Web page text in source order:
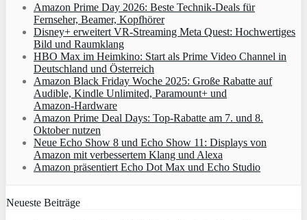
Amazon Prime Day 2026: Beste Technik-Deals für
Fernseher, Beamer, Kopfhörer
Disney+ erweitert VR‑Streaming Meta Quest: Hochwertiges
Bild und Raumklang
HBO Max im Heimkino: Start als Prime Video Channel in
Deutschland und Österreich
Amazon Black Friday Woche 2025: Große Rabatte auf
Audible, Kindle Unlimited, Paramount+ und
Amazon‑Hardware
Amazon Prime Deal Days: Top-Rabatte am 7. und 8.
Oktober nutzen
Neue Echo Show 8 und Echo Show 11: Displays von
Amazon mit verbessertem Klang und Alexa
Amazon präsentiert Echo Dot Max und Echo Studio
Neueste Beiträge